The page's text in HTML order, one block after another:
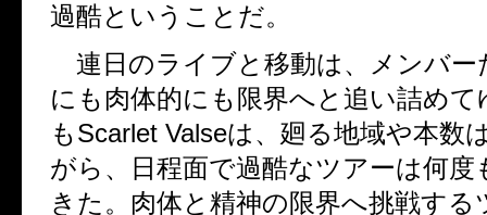
過酷ということだ。
連日のライブと移動は、メンバー
にも肉体的にも限界へと追い詰めて
もScarlet Valseは、廻る地域や本数
がら、日程面で過酷なツアーは何度
きた。肉体と精神の限界へ挑戦する